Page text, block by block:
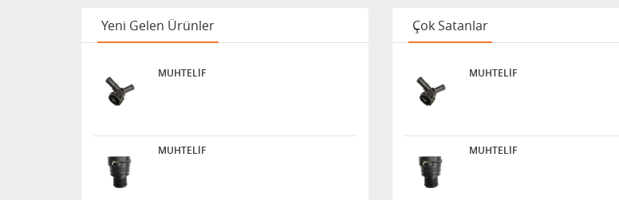
Yeni Gelen Ürünler
MUHTELİF
MUHTELİF
Çok Satanlar
MUHTELİF
MUHTELİF